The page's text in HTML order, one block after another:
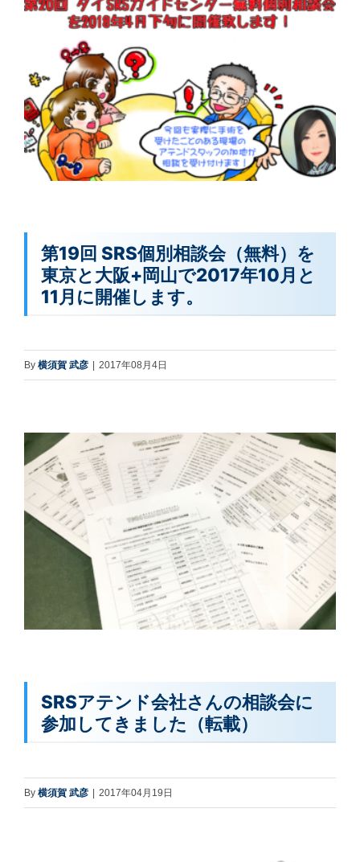
第19回 SRS個別相談会（無料）を
東京と大阪+岡山で2017年10月と
11月に開催します。
By 横須賀 武彦 2017年08月4日
SRSアテンド会社さんの相談会に
参加してきました（転載）
By 横須賀 武彦 | 2017年04月19日